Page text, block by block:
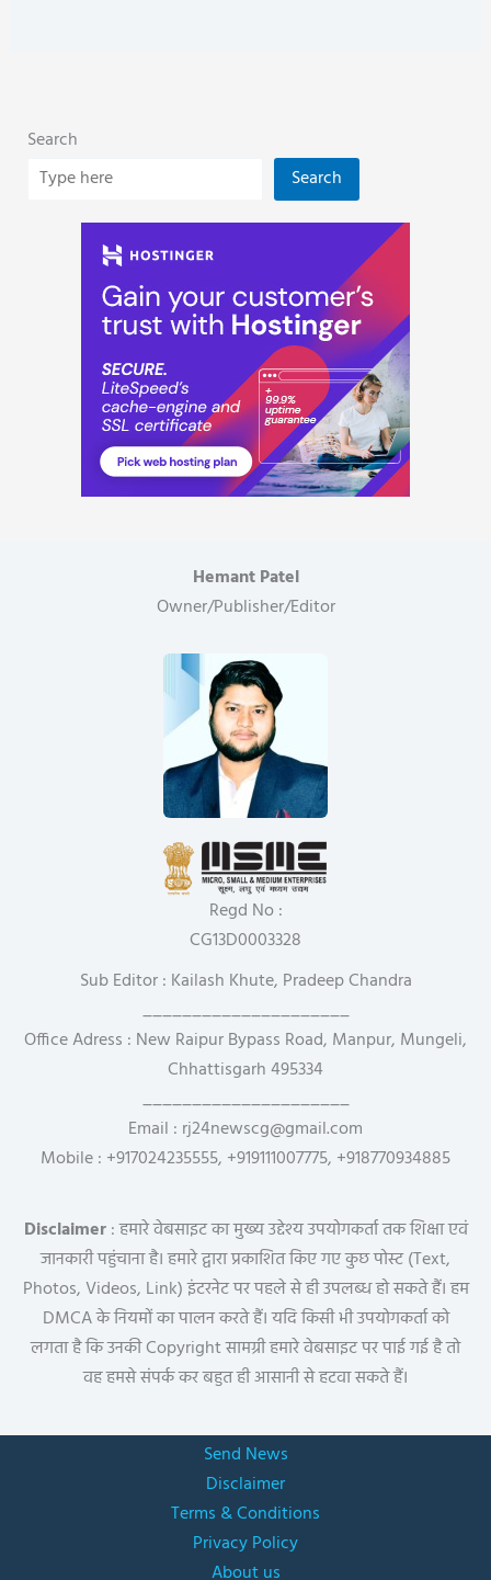
Search
Search
Hemant Patel
Owner/Publisher/Editor
Regd No :
CG13D0003328
Sub Editor : Kailash Khute, Pradeep Chandra
_____________________
Office Adress : New Raipur Bypass Road, Manpur, Mungeli,
Chhattisgarh 495334
_____________________
Email : rj24newscg@gmail.com
Mobile : +917024235555, +919111007775, +918770934885
Disclaimer: हमारे वेबसाइट का मुख्य उद्देश्य उपयोगकर्ता तक शिक्षा एवं
जानकारी पहुंचाना है। हमारे द्वारा प्रकाशित किए गए कुछ पोस्ट (Text,
Photos, Videos, Link) इंटरनेट पर पहले से ही उपलब्ध हो सकते हैं। हम
DMCA के नियमों का पालन करते हैं। यदि किसी भी उपयोगकर्ता को
लगता है कि उनकी Copyright सामग्री हमारे वेबसाइट पर पाई गई है तो
वह हमसे संपर्क कर बहुत ही आसानी से हटवा सकते हैं।
Send News
Disclaimer
Terms & Conditions
Privacy Policy
About us